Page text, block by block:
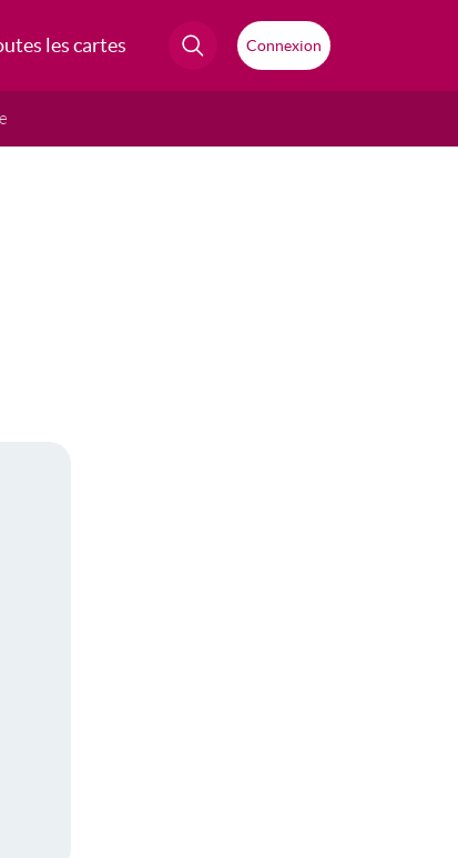
les cartes Connexion